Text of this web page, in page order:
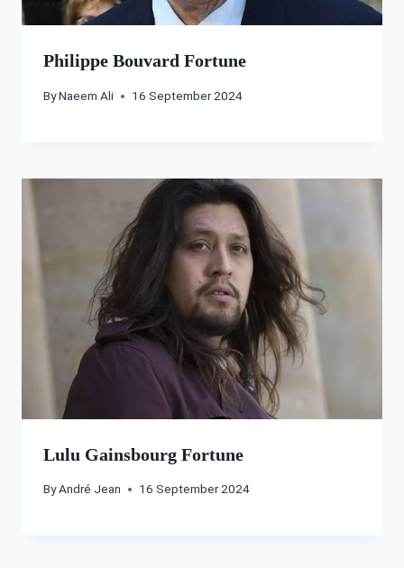
Philippe Bouvard Fortune
ByNaeem Ali 16 September 2024
Lulu Gainsbourg Fortune
ByAndré Jean 16 September 2024